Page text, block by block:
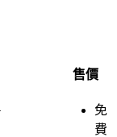
售價
免
費